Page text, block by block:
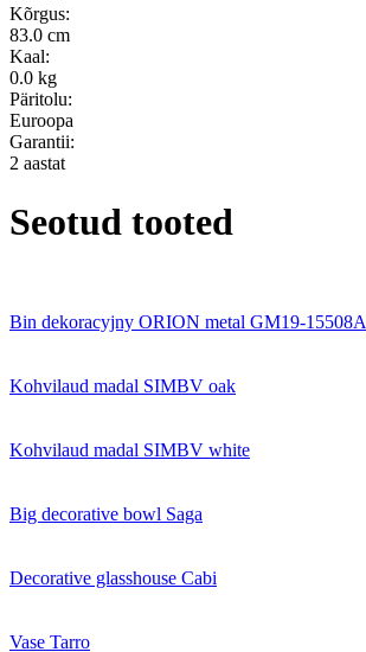
Kõrgus:
83.0 cm
Kaal:
0.0 kg
Päritolu:
Euroopa
Garantii:
2 aastat
Seotud tooted
Bin dekoracyjny ORION metal GM19-15508A
Kohvilaud madal SIMBV oak
Kohvilaud madal SIMBV white
Big decorative bowl Saga
Decorative glasshouse Cabi
Vase Tarro